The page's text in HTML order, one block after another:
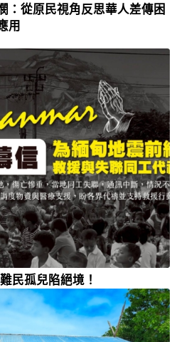
：從原民視角反思華人差傳困
用
民孤兒陷絕境！